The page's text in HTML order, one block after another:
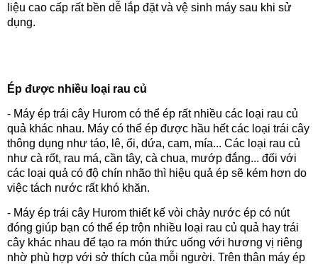
liệu cao cấp rất bền dễ lắp đặt và vệ sinh máy sau khi sử
dụng.
Ép được nhiều loại rau củ
- Máy ép trái cây Hurom có thể ép rất nhiều các loại rau củ
quả khác nhau. Máy có thể ép được hầu hết các loại trái cây
thông dụng như táo, lê, ổi, dứa, cam, mía... Các loại rau củ
như cà rốt, rau má, cần tây, cà chua, mướp đắng... đối với
các loại quả có độ chín nhão thì hiệu quả ép sẽ kém hơn do
việc tách nước rất khó khăn.
- Máy ép trái cây Hurom thiết kế vòi chảy nước ép có nút
đóng giúp bạn có thể ép trộn nhiều loại rau củ quả hay trái
cây khác nhau để tạo ra món thức uống với hương vị riêng
nhờ phù hợp với sở thích của mỗi người. Trên thân máy ép